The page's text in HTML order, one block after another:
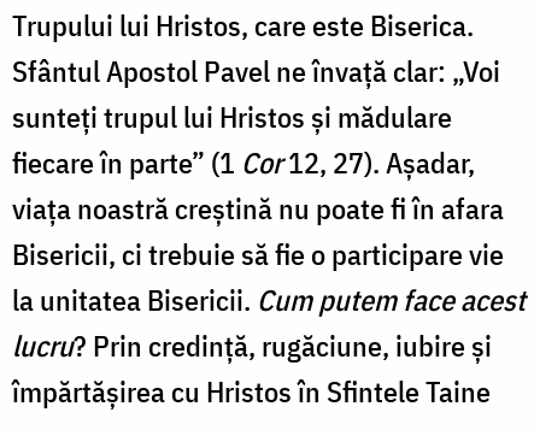
Trupului lui Hristos, care este Biserica.
Sfântul Apostol Pavel ne învață clar: „Voi
sunteți trupul lui Hristos și mădulare
fiecare în parte” (1 Cor12, 27). Așadar,
viața noastră creștină nu poate fi în afara
Bisericii, ci trebuie să fie o participare vie
la unitatea Bisericii. Cum putem face acest
lucru? Prin credință, rugăciune, iubire și
împărtășirea cu Hristos în Sfintele Taine